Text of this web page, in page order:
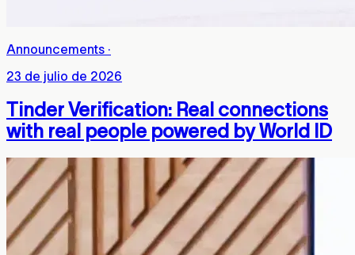
Announcements ·
23 de julio de 2026
Tinder Verification: Real connections
with real people powered by World ID